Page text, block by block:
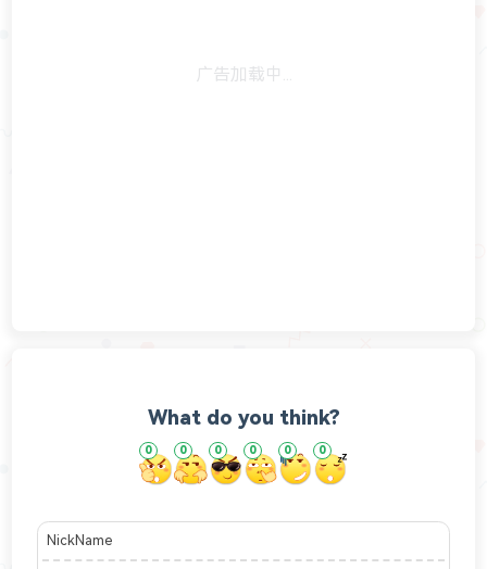
What do you think?
0 0 0 0 0 0
NickName